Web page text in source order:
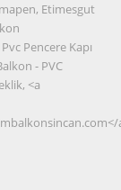
Etimesgut
Pencere Kapı
- PVC
<a